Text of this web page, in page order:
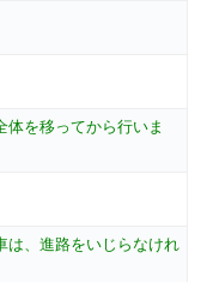
を移ってから行いま
は、進路をいじらなけれ